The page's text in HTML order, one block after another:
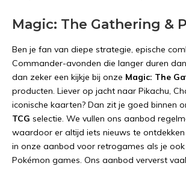
Magic: The Gathering &
Ben je fan van diepe strategie, epische
Commander-avonden die langer duren
dan zeker een kijkje bij onze Magic: The
producten. Liever op jacht naar Pikachu,
iconische kaarten? Dan zit je goed binnen
TCG selectie. We vullen ons aanbod
waardoor er altijd iets nieuws te ontdekken
in onze aanbod voor retrogames als je
Pokémon games. Ons aanbod ververst